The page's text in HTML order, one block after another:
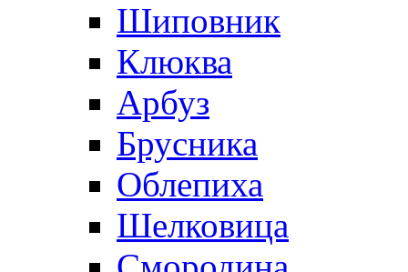
Шиповник
Клюква
Арбуз
Брусника
Облепиха
Шелковица